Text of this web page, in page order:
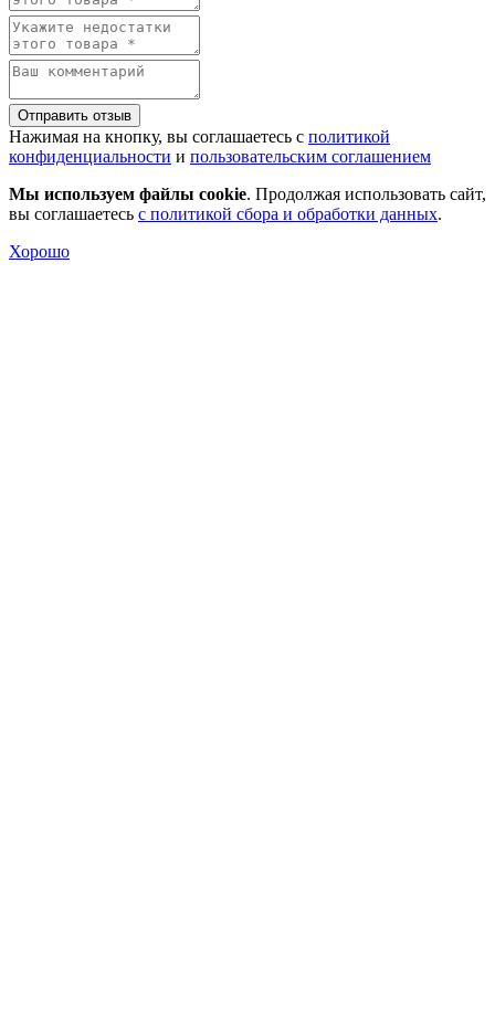
Отправить отзыв
Нажимая на кнопку, вы соглашаетесь с политикой
конфиденциальности и пользовательским соглашением
Мы используем файлы cookie. Продолжая использовать сайт,
вы соглашаетесь с политикой сбора и обработки данных.
Хорошо